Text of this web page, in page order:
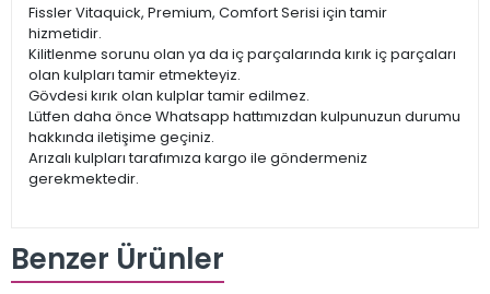
Fissler Vitaquick, Premium, Comfort Serisi için tamir
hizmetidir.
Kilitlenme sorunu olan ya da iç parçalarında kırık iç parçaları
olan kulpları tamir etmekteyiz.
Gövdesi kırık olan kulplar tamir edilmez.
Lütfen daha önce Whatsapp hattımızdan kulpunuzun durumu
hakkında iletişime geçiniz.
Arızalı kulpları tarafımıza kargo ile göndermeniz
gerekmektedir.
Benzer Ürünler